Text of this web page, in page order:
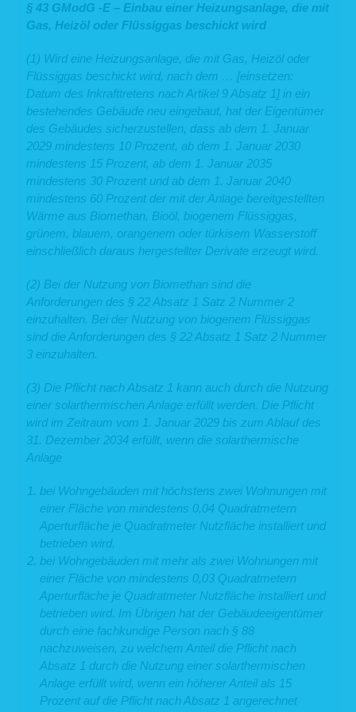
§ 43 GModG -E – Einbau einer Heizungsanlage, die mit
Gas, Heizöl oder Flüssiggas beschickt wird
(1) Wird eine Heizungsanlage, die mit Gas, Heizöl oder
Flüssiggas beschickt wird, nach dem … [einsetzen:
Datum des Inkrafttretens nach Artikel 9 Absatz 1] in ein
bestehendes Gebäude neu eingebaut, hat der Eigentümer
des Gebäudes sicherzustellen, dass ab dem 1. Januar
2029 mindestens 10 Prozent, ab dem 1. Januar 2030
mindestens 15 Prozent, ab dem 1. Januar 2035
mindestens 30 Prozent und ab dem 1. Januar 2040
mindestens 60 Prozent der mit der Anlage bereitgestellten
Wärme aus Biomethan, Bioöl, biogenem Flüssiggas,
grünem, blauem, orangenem oder türkisem Wasserstoff
einschließlich daraus hergestellter Derivate erzeugt wird.
(2) Bei der Nutzung von Biomethan sind die
Anforderungen des § 22 Absatz 1 Satz 2 Nummer 2
einzuhalten. Bei der Nutzung von biogenem Flüssiggas
sind die Anforderungen des § 22 Absatz 1 Satz 2 Nummer
3 einzuhalten.
(3) Die Pflicht nach Absatz 1 kann auch durch die Nutzung
einer solarthermischen Anlage erfüllt werden. Die Pflicht
wird im Zeitraum vom 1. Januar 2029 bis zum Ablauf des
31. Dezember 2034 erfüllt, wenn die solarthermische
Anlage
bei Wohngebäuden mit höchstens zwei Wohnungen mit
einer Fläche von mindestens 0,04 Quadratmetern
Aperturfläche je Quadratmeter Nutzfläche installiert und
betrieben wird,
bei Wohngebäuden mit mehr als zwei Wohnungen mit
einer Fläche von mindestens 0,03 Quadratmetern
Aperturfläche je Quadratmeter Nutzfläche installiert und
betrieben wird. Im Übrigen hat der Gebäudeeigentümer
durch eine fachkundige Person nach § 88
nachzuweisen, zu welchem Anteil die Pflicht nach
Absatz 1 durch die Nutzung einer solarthermischen
Anlage erfüllt wird, wenn ein höherer Anteil als 15
Prozent auf die Pflicht nach Absatz 1 angerechnet
einzelne Personen nicht möglich. Nach spätestens sieben Tagen werden die
Daten durch Verkürzung der IP-Adresse auf Domainebene anonymisiert, sodass
es nicht mehr möglich ist, einen Bezug zum einzelnen Nutzer herzustellen. In
verarbeitet. Eine Speicherung dieser Daten zusammen mit anderen
personenbezogenen Daten des Nutzers, ein Abgleich mit anderen
Datenbeständen oder eine Weitergabe an Dritte findet zu keinem Zeitpunkt statt.
2. Kontaktformular
Auf unserer Webseite ist ein Kontaktformular eingebunden, welches Sie für die
elektronische Kontaktaufnahme nutzen können. Nehmen Sie diese Möglichkeit
übermittelt und gespeichert:
E-Mail-Adresse
der von Ihnen eingegebene Text im Freifeld
Rechtsgrundlage für die Verarbeitung der Daten ist Art. 6 Abs. 1 lit. f DSGVO. Die
Daten werden ausschließlich zur Bearbeitung der Kontaktaufnahme und der sich
verwenden, holen wir im Vorfeld Ihre Einwilligung ein. Die personenbezogenen
Daten aus der Eingabemaske werden gelöscht, wenn die jeweilige
Kommunikation mit Ihnen beendet ist, d.h. sobald sich aus den Umständen
entnehmen lässt, dass der betroffene Sachverhalt abschließend geklärt ist. Die
während des Absendevorgangs zusätzlich erhobenen personenbezogenen
Daten werden spätestens nach einer Frist von sieben Tagen gelöscht.
Eine Übermittlung Ihrer personenbezogenen Daten an Dritte findet nicht statt,
außer
wenn wir in der Beschreibung der jeweiligen Datenverarbeitung explizit
darauf hingewiesen haben,
die Weitergabe nach Art. 6 Abs. 1 S. 1 lit. f DSGVO zur Geltendmachung,
Ausübung oder Verteidigung von Rechtsansprüchen erforderlich ist und
kein Grund zur Annahme besteht, dass Sie ein überwiegendes
schutzwürdiges Interesse an der Nichtweitergabe Ihrer Daten haben,
gesetzliche Verpflichtung besteht und soweit dies nach Art. 6 Abs. 1 S. 1
lit. b DSGVO für die Abwicklung von Vertragsverhältnissen mit Ihnen
erforderlich ist.
Für die Abwicklung unserer Services nutzen wir darüber hinaus externe
Dienstleister, die wir sorgfältig ausgewählt und schriftlich beauftragt haben. Sie
sind an unsere Weisungen gebunden und werden von uns regelmäßig
kontrolliert. Mit den externen Dienstleistern haben wir erforderlichenfalls
Auftragsverarbeitungsverträge gem. Art. 28 DSGVO geschlossen. Zu den
Dienstleistern gehören solche für IT-Dienstleistungen und Marketing, Kredit- und
Finanzdienstleistungsinstitute, Rechtsanwälte und Steuerberater oder
Auskunfteien.
4. Dauer der Speicherung personenbezogener Daten